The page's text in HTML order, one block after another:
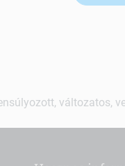
változatos,